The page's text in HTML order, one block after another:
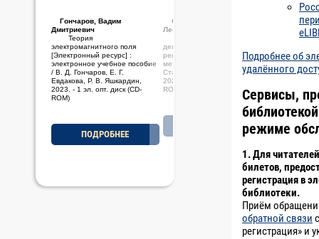
Гончаров, Вадим
Дмитриевич
Теория
электромагнитного поля
[Электронный ресурс] :
электронное учебное пособие
/ В. Д. Гончаров, Е. Г.
Евдакова, Р. В. Яшкардин,
2023. - 1 эл. опт. диск (CD-
ROM)
ПОДРОБНЕЕ
Стариченков, Алексей
Леонидович
Основы проектной
деятельности [Электронный
ресурс] : электронное учебно-
методическое пособие / А. Л.
Стариченков, М. Ф. Савельев,
2023. - 1 эл. опт. диск (CD-
ROM)
ПОДРОБНЕЕ
Подробнее об
удалённого
Сервисы,
режиме
1. Для
билетов,
регистрация в
библиотеки.
Приём
обратной связи
регистрация» и